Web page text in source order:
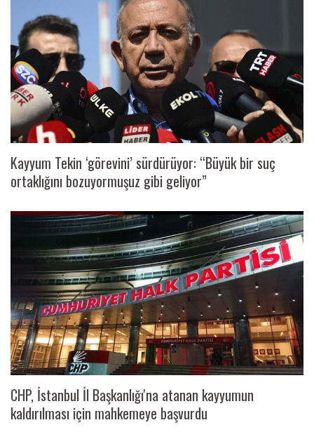
Kayyum Tekin ‘görevini’ sürdürüyor: “Büyük bir suç
ortaklığını bozuyormuşuz gibi geliyor”
CHP, İstanbul İl Başkanlığı'na atanan kayyumun
kaldırılması için mahkemeye başvurdu